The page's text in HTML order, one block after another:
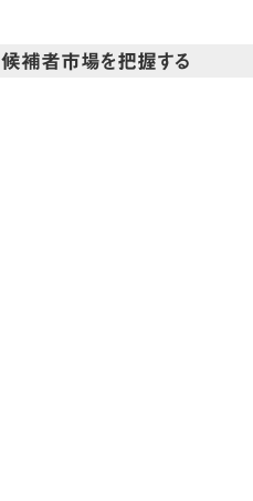
補者市場を把握する